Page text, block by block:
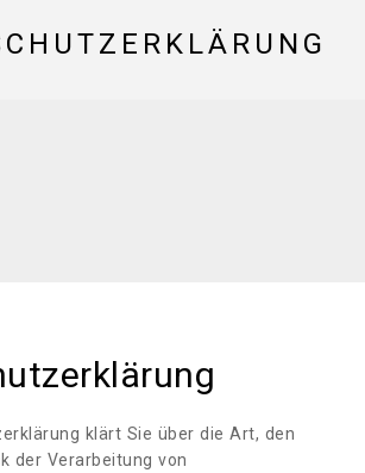
klärt Sie über die Art, den
der Verarbeitung von